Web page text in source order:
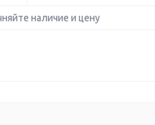
наличие и цену